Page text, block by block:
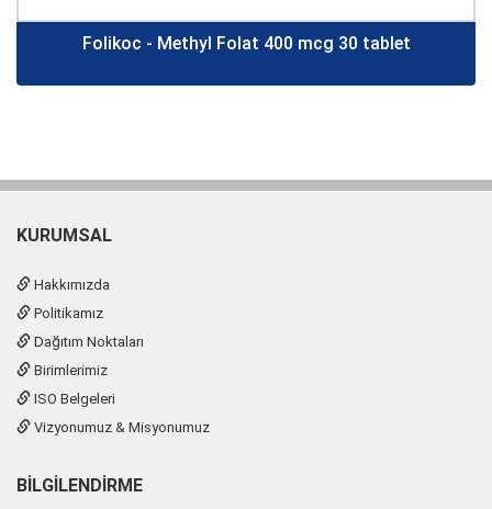
Folikoc - Methyl Folat 400 mcg 30 tablet
KURUMSAL
Hakkımızda
Politikamız
Dağıtım Noktaları
Birimlerimiz
ISO Belgeleri
Vizyonumuz & Misyonumuz
BILGILENDIRME